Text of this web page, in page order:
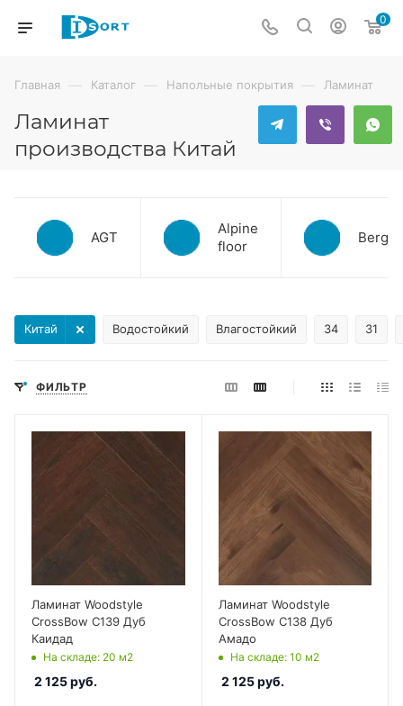
0
Главная — Каталог — Напольные покрытия — Ламинат
Ламинат
производства Китай
AGT
Alpine
floor
Bergalt
Водостойкий Влагостойкий 34 31
Китай
ФИЛЬТР
Ламинат Woodstyle
CrossBow C139 Дуб
Каидад
На складе: 20 м2
2 125руб.
Ламинат Woodstyle
CrossBow C138 Дуб
Амадо
На складе: 10 м2
2 125руб.